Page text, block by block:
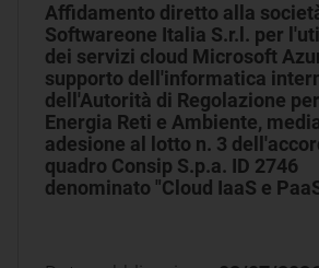
Affidamento diretto alla
Softwareone Italia S.r.l. per
dei servizi cloud Microsoft
supporto dell'informatica
dell'Autorità di Regolazione per
Energia Reti e Ambiente,
adesione al lotto n. 3
quadro Consip S.p.a. ID 2746
denominato "Cloud IaaS e